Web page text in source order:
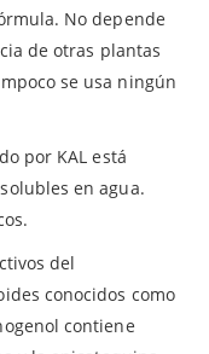
No depende
de otras plantas
se usa ningún
por KAL está
en agua.
del
conocidos como
contiene